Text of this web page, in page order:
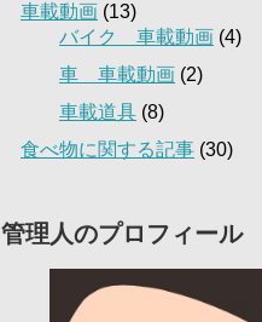
車載動画 (13)
バイク 車載動画 (4)
車 車載動画 (2)
車載道具 (8)
食べ物に関する記事 (30)
管理人のプロフィール